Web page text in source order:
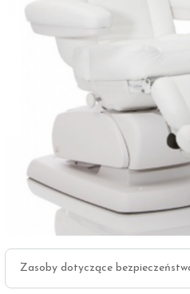
Zasoby dotyczące